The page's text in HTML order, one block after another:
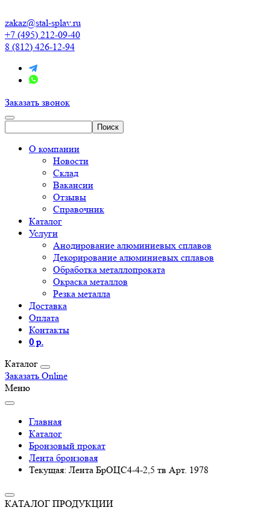
zakaz@stal-splav.ru
+7 (495) 212-09-40
8 (812) 426-12-94
Заказать звонок
О компании
Новости
Склад
Вакансии
Отзывы
Справочник
Каталог
Услуги
Анодирование алюминиевых сплавов
Декорирование алюминиевых сплавов
Обработка металлопроката
Окраска металлов
Резка металла
Доставка
Оплата
Контакты
0 р.
Каталог
Заказать Online
Меню
Главная
Каталог
Бронзовый прокат
Лента бронзовая
Текущая: Лента БрОЦС4-4-2,5 тв Арт. 1978
КАТАЛОГ ПРОДУКЦИИ